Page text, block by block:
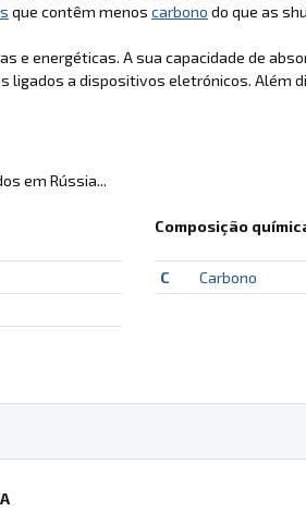
que contêm menos carbono do que as
e energéticas. A sua capacidade de
a dispositivos eletrónicos. Além
em Rússia...
Composição
C Carbono